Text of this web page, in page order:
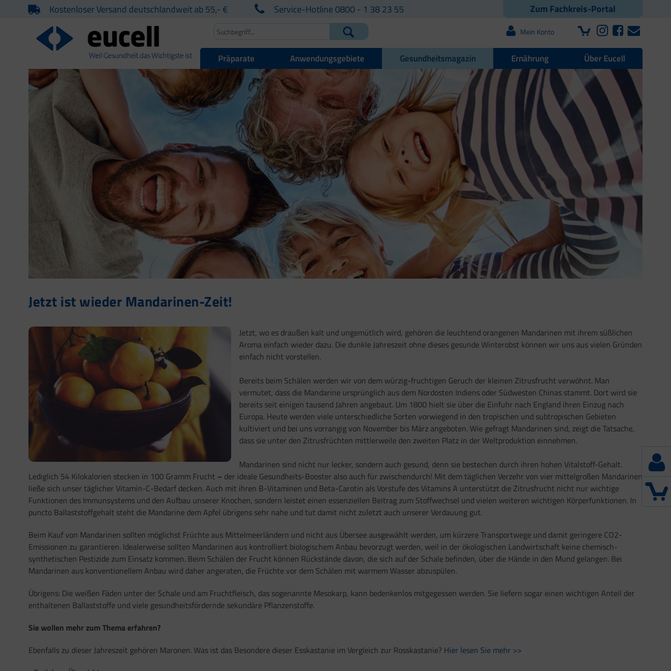
Zum Fachkreis-Portal
Kostenloser Versand deutschlandweit ab 55,- € Service-Hotline 0800 - 1 38 23 55
Mein Konto
Präparate Anwendungsgebiete Gesundheitsmagazin Ernährung Über Eucell
Jetzt ist wieder Mandarinen-Zeit!
Jetzt, wo es draußen kalt und ungemütlich wird, gehören die leuchtend orangenen Mandarinen mit ihrem süßlichen
Aroma einfach wieder dazu. Die dunkle Jahreszeit ohne dieses gesunde Winterobst können wir uns aus vielen Gründen
einfach nicht vorstellen.
Bereits beim Schälen werden wir von dem würzig-fruchtigen Geruch der kleinen Zitrusfrucht verwöhnt. Man
vermutet, dass die Mandarine ursprünglich aus dem Nordosten Indiens oder Südwesten Chinas stammt. Dort wird sie
bereits seit einigen tausend Jahren angebaut. Um 1800 hielt sie über die Einfuhr nach England ihren Einzug nach
Europa. Heute werden viele unterschiedliche Sorten vorwiegend in den tropischen und subtropischen Gebieten
kultiviert und bei uns vorrangig von November bis März angeboten. Wie gefragt Mandarinen sind, zeigt die Tatsache,
dass sie unter den Zitrusfrüchten mittlerweile den zweiten Platz in der Weltproduktion einnehmen.
Mandarinen sind nicht nur lecker, sondern auch gesund, denn sie bestechen durch ihren hohen Vitalstoff-Gehalt.
Lediglich 54 Kilokalorien stecken in 100 Gramm Frucht – der ideale Gesundheits-Booster also auch für zwischendurch! Mit dem täglichen Verzehr von vier mittelgroßen Mandarinen
ließe sich unser täglicher Vitamin-C-Bedarf decken. Auch mit ihren B-Vitaminen und Beta-Carotin als Vorstufe des Vitamins A unterstützt die Zitrusfrucht nicht nur wichtige
Funktionen des Immunsystems und den Aufbau unserer Knochen, sondern leistet einen essenziellen Beitrag zum Stoffwechsel und vielen weiteren wichtigen Körperfunktionen. In
puncto Ballaststoffgehalt steht die Mandarine dem Apfel übrigens sehr nahe und tut damit nicht zuletzt auch unserer Verdauung gut.
Beim Kauf von Mandarinen sollten möglichst Früchte aus Mittelmeerländern und nicht aus Übersee ausgewählt werden, um kürzere Transportwege und damit geringere CO2-
Emissionen zu garantieren. Idealerweise sollten Mandarinen aus kontrolliert biologischem Anbau bevorzugt werden, weil in der ökologischen Landwirtschaft keine chemisch-
synthetischen Pestizide zum Einsatz kommen. Beim Schälen der Frucht können Rückstände davon, die sich auf der Schale befinden, über die Hände in den Mund gelangen. Bei
Mandarinen aus konventionellem Anbau wird daher angeraten, die Früchte vor dem Schälen mit warmem Wasser abzuspülen.
Übrigens: Die weißen Fäden unter der Schale und am Fruchtfleisch, das sogenannte Mesokarp, kann bedenkenlos mitgegessen werden. Sie liefern sogar einen wichtigen Anteil der
enthaltenen Ballaststoffe und viele gesundheitsfördernde sekundäre Pflanzenstoffe.
Sie wollen mehr zum Thema erfahren?
Ebenfalls zu dieser Jahreszeit gehören Maronen. Was ist das Besondere dieser Esskastanie im Vergleich zur Rosskastanie? Hier lesen Sie mehr >>